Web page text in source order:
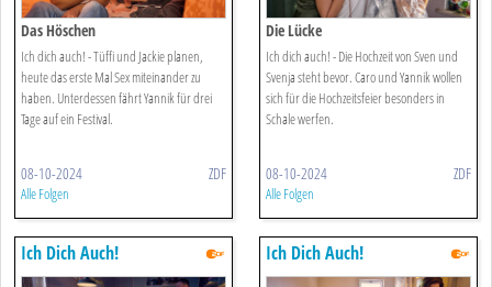
Das Höschen
Ich dich auch! - Tüffi und Jackie planen,
heute das erste Mal Sex miteinander zu
haben. Unterdessen fährt Yannik für drei
Tage auf ein Festival.
08-10-2024 ZDF
Alle Folgen
Die Lücke
Ich dich auch! - Die Hochzeit von Sven und
Svenja steht bevor. Caro und Yannik wollen
sich für die Hochzeitsfeier besonders in
Schale werfen.
08-10-2024 ZDF
Alle Folgen
Ich Dich Auch! Ich Dich Auch!